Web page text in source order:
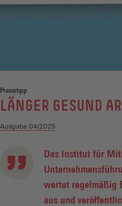
Praxistipp
:
LÄNGER GESUND
Ausgabe 04/2025
Das Institut für
wertet regelmäßig
aus und